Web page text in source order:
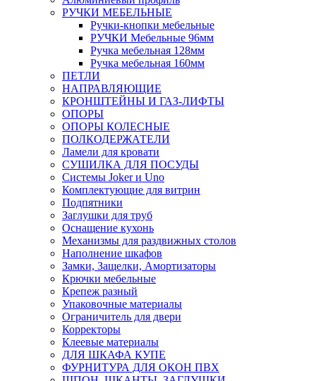
РУЧКИ МЕБЕЛЬНЫЕ
Ручки-кнопки мебельные
РУЧКИ Мебельные 96мм
Ручка мебельная 128мм
Ручка мебельная 160мм
ПЕТЛИ
НАПРАВЛЯЮЩИЕ
КРОНШТЕЙНЫ И ГАЗ-ЛИФТЫ
ОПОРЫ
ОПОРЫ КОЛЕСНЫЕ
ПОЛКОДЕРЖАТЕЛИ
Ламели для кровати
СУШИЛКА ДЛЯ ПОСУДЫ
Системы Joker и Uno
Комплектующие для витрин
Подпятники
Заглушки для труб
Оснащение кухонь
Механизмы для раздвижных столов
Наполнение шкафов
Замки, Защелки, Амортизаторы
Крючки мебельные
Крепеж разный
Упаковочные материалы
Ограничитель для двери
Корректоры
Клеевые материалы
ДЛЯ ШКАФА КУПЕ
ФУРНИТУРА ДЛЯ ОКОН ПВХ